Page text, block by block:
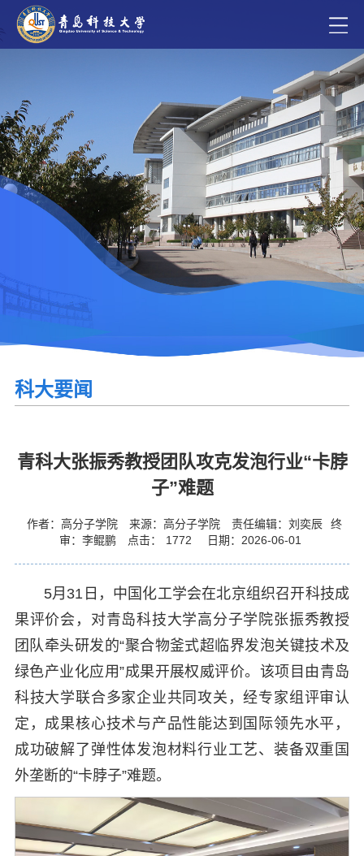
科大要闻
青科大张振秀教授团队攻克发泡行业“卡脖
子”难题
作者：高分子学院 来源：高分子学院 责任编辑：刘奕辰
终
审：李鲲鹏
点击： 1772 日期：2026-06-01
5月31日，中国化工学会在北京组织召开科技成
果评价会，对青岛科技大学高分子学院张振秀教授
团队牵头研发的“聚合物釜式超临界发泡关键技术及
绿色产业化应用”成果开展权威评价。该项目由青岛
科技大学联合多家企业共同攻关，经专家组评审认
定，成果核心技术与产品性能达到国际领先水平，
成功破解了弹性体发泡材料行业工艺、装备双重国
外垄断的“卡脖子”难题。